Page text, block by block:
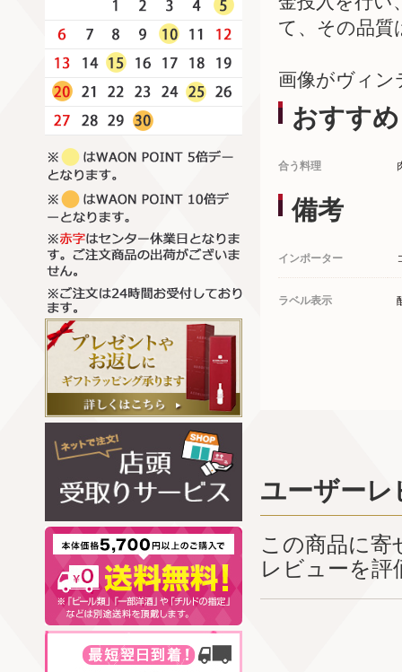
て、その品質
画像がヴィン
おすすめ
合う料理
備考
インポーター
ラベル表示
ユーザーレ
この商品に
レビューを評